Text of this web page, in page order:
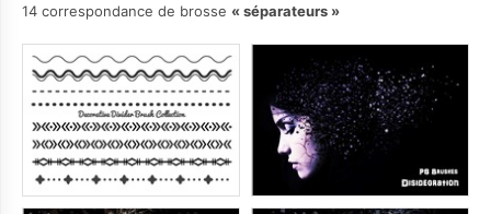
14 correspondance de brosse
séparateurs